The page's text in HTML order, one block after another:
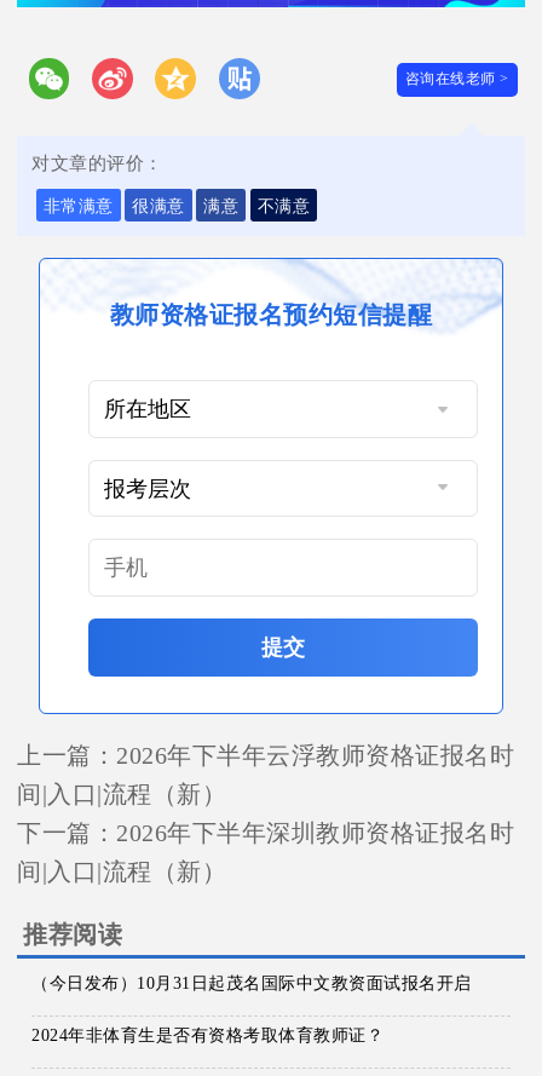
咨询在线老师 >
对文章的评价：
非常满意 很满意 满意 不满意
教师资格证报名预约短信提醒
提交
上一篇： 2026年下半年云浮教师资格证报名时
间|入口|流程（新）
下一篇： 2026年下半年深圳教师资格证报名时
间|入口|流程（新）
推荐阅读
（今日发布）10月31日起茂名国际中文教资面试报名开启
2024年非体育生是否有资格考取体育教师证？
在线咨询